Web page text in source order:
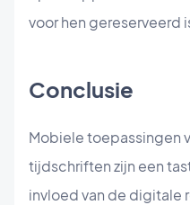
voor hen gereserveerd
Conclusie
Mobiele toepassingen
tijdschriften zijn een
invloed van de digitale